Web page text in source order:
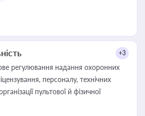
+3
регулювання надання охоронних
персоналу, технічних
пультової й фізичної